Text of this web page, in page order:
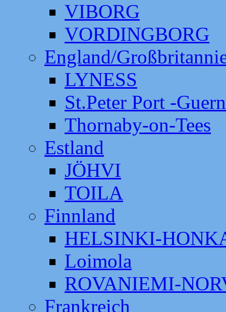
VIBORG
VORDINGBORG
England/
LYNESS
St.Peter Port -
Thornaby-on-Tees
Estland
JÖHVI
TOILA
Finnland
HELSINKI-
Loimola
ROVANIEMI-
Frankreich